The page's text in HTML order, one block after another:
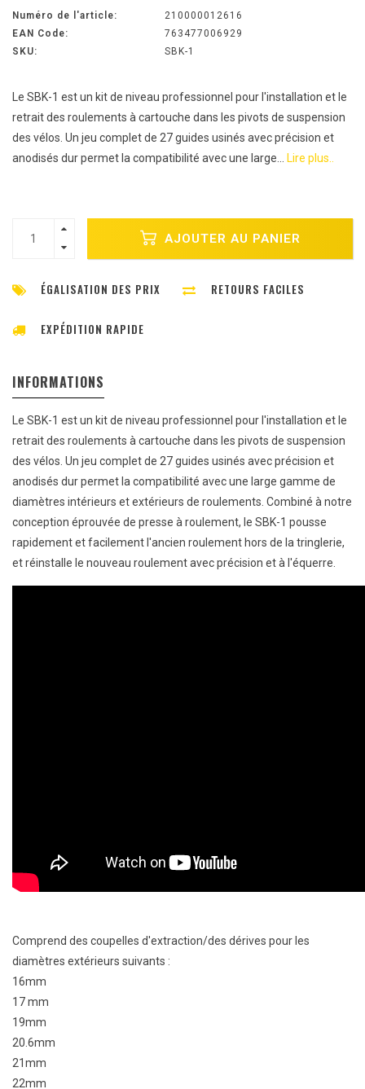
Numéro de l'article:
210000012616
EAN Code:
763477006929
SKU:
SBK-1
Le SBK-1 est un kit de niveau professionnel pour l'installation et le
retrait des roulements à cartouche dans les pivots de suspension
des vélos. Un jeu complet de 27 guides usinés avec précision et
anodisés dur permet la compatibilité avec une large... Lire plus..
AJOUTER AU PANIER
ÉGALISATION DES PRIX RETOURS FACILES
EXPÉDITION RAPIDE
INFORMATIONS
Le SBK-1 est un kit de niveau professionnel pour l'installation et le
retrait des roulements à cartouche dans les pivots de suspension
des vélos. Un jeu complet de 27 guides usinés avec précision et
anodisés dur permet la compatibilité avec une large gamme de
diamètres intérieurs et extérieurs de roulements. Combiné à notre
conception éprouvée de presse à roulement, le SBK-1 pousse
rapidement et facilement l'ancien roulement hors de la tringlerie,
et réinstalle le nouveau roulement avec précision et à l'équerre.
Comprend des coupelles d'extraction/des dérives pour les
diamètres extérieurs suivants :
16mm
17 mm
19mm
20.6mm
21mm
22mm